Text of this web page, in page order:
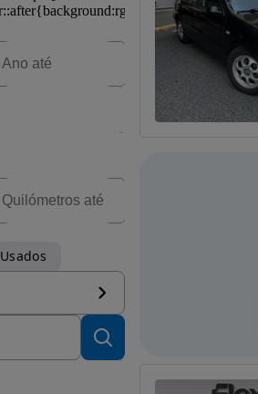
Usados